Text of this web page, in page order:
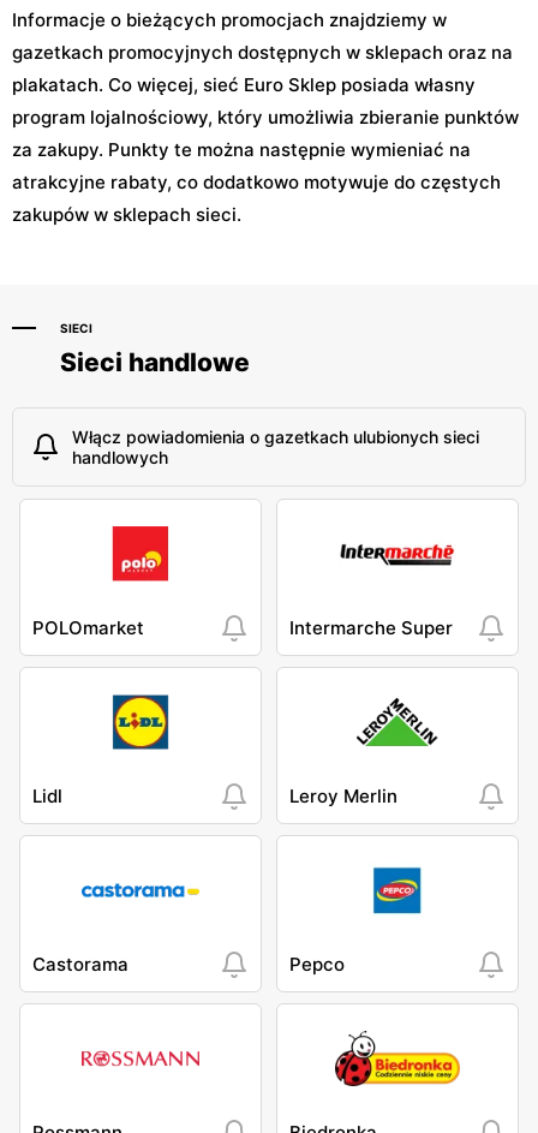
Informacje o bieżących promocjach znajdziemy w
gazetkach promocyjnych dostępnych w sklepach oraz na
plakatach. Co więcej, sieć Euro Sklep posiada własny
program lojalnościowy, który umożliwia zbieranie punktów
za zakupy. Punkty te można następnie wymieniać na
atrakcyjne rabaty, co dodatkowo motywuje do częstych
zakupów w sklepach sieci.
SIECI
Sieci handlowe
Włącz powiadomienia o gazetkach ulubionych sieci
handlowych
POLOmarket Intermarche Super
Lidl Leroy Merlin
Castorama Pepco